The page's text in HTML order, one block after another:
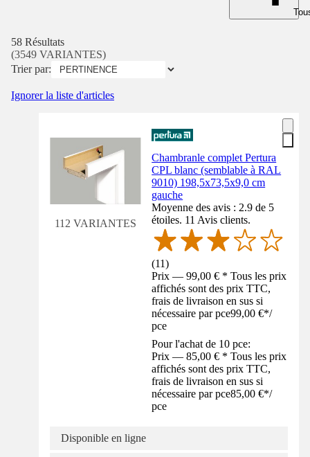
58 Résultats
(3549 VARIANTES)
Trier par:
Ignorer la liste d'articles
112 VARIANTES
Chambranle complet Pertura
CPL blanc (semblable à RAL
9010) 198,5x73,5x9,0 cm
gauche
Moyenne des avis : 2.9 de 5
étoiles. 11 Avis clients.
(11)
Prix — 99,00 € * Tous les prix
affichés sont des prix TTC,
frais de livraison en sus si
nécessaire par pce99,00 €*/
pce
Pour l'achat de 10 pce:
Prix — 85,00 € * Tous les prix
affichés sont des prix TTC,
frais de livraison en sus si
nécessaire par pce85,00 €*/
pce
Disponible en ligne